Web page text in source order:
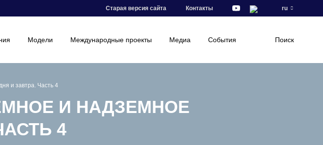
Старая версия сайта Контакты ru
Модели Международные проекты Медиа События Поиск
и завтра. Часть 4
И НАДЗЕМНОЕ
4